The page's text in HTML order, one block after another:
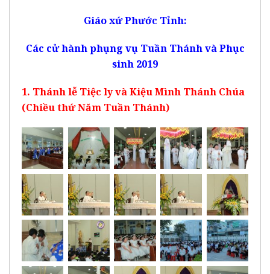
Giáo xứ Phước Tỉnh:
Các cử hành phụng vụ Tuần Thánh và Phục
sinh 2019
1. Thánh lễ Tiệc ly và Kiệu Mình Thánh Chúa
(Chiều thứ Năm Tuần Thánh)